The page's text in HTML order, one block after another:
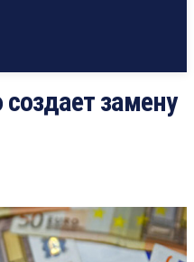
замену